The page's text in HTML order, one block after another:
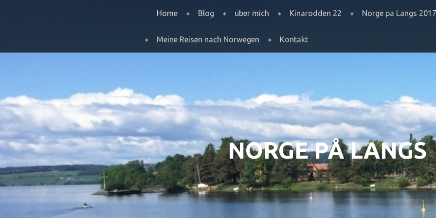
Home Blog über mich Kinarodden 22 Norge pa Langs 2017
Meine Reisen nach Norwegen Kontakt
NORGE PÅ LANGS